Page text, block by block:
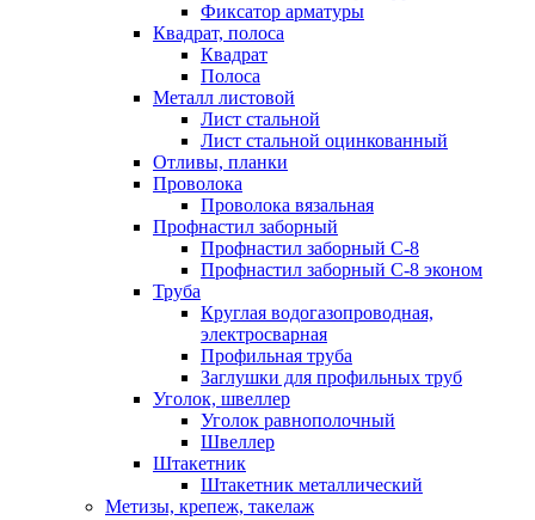
Фиксатор арматуры
Квадрат, полоса
Квадрат
Полоса
Металл листовой
Лист стальной
Лист стальной оцинкованный
Отливы, планки
Проволока
Проволока вязальная
Профнастил заборный
Профнастил заборный С-8
Профнастил заборный С-8 эконом
Труба
Круглая водогазопроводная,
электросварная
Профильная труба
Заглушки для профильных труб
Уголок, швеллер
Уголок равнополочный
Швеллер
Штакетник
Штакетник металлический
Метизы, крепеж, такелаж